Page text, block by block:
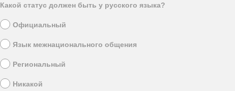
Какой статус должен быть у русского языка?
Официальный
Язык межнационального общения
Региональный
Никакой